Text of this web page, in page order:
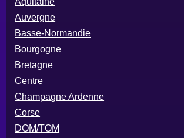
Auvergne
Basse-Normandie
Bourgogne
Bretagne
Centre
Champagne Ardenne
Corse
DOM/TOM